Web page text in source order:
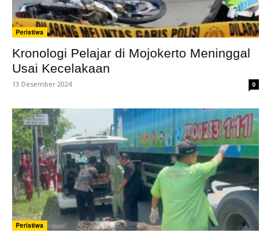
Peristiwa
Kronologi Pelajar di Mojokerto Meninggal
Usai Kecelakaan
13 Desember 2024 0
Peristiwa